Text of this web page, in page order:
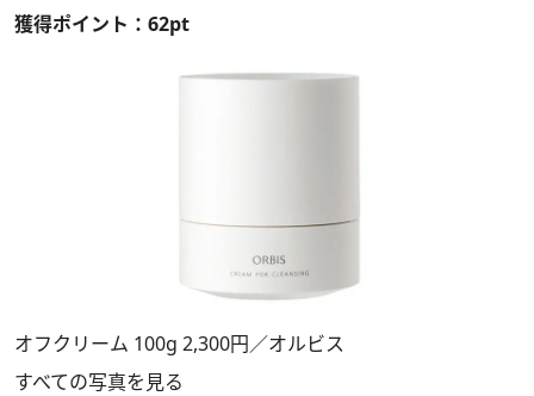
獲得ポイント：62pt
オフクリーム 100g 2,300円／オルビス
すべての写真を見る